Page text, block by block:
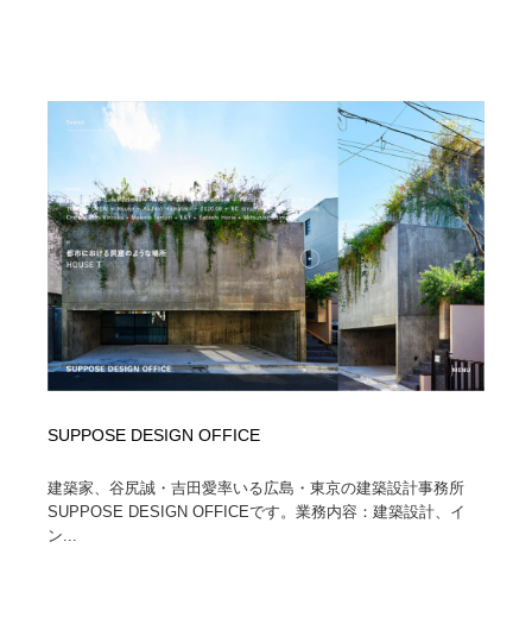
SUPPOSE DESIGN OFFICE
建築家、谷尻誠・吉田愛率いる広島・東京の建築設計事務所
SUPPOSE DESIGN OFFICEです。業務内容：建築設計、イ
ン...